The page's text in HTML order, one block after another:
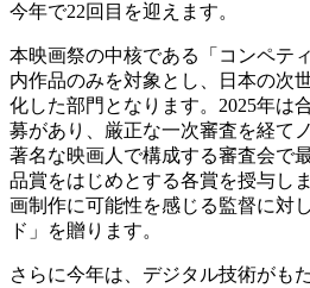
今年で22回目を迎えます。
本映画祭の中核である「コンペテ
内作品のみを対象とし、日本の次
化した部門となります。2025年は
募があり、厳正な一次審査を経て
著名な映画人で構成する審査会で
品賞をはじめとする各賞を授与し
画制作に可能性を感じる監督に対
ド」を贈ります。
さらに今年は、デジタル技術がも